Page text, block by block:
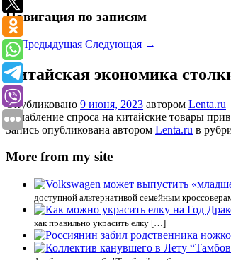
Навигация по записям
←Предыдущая Следующая →
Китайская экономика
Опубликовано 9 июня, 2023 автором Lenta.ru
Ослабление спроса на китайские товары
Запись опубликована автором Lenta.ru в
More from my site
доступной альтернативой семейным
как правильно украсить елку […]